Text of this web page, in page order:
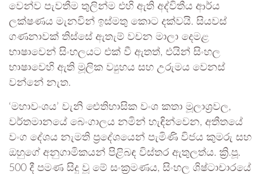
වෙන්ව පැවතීම තුලින්ම එහි ඇති අද්විතීය ආර්ය
ලක්ෂණය මැනවින් ඉස්මතු කොට දක්වයි. සියවස්
ගණනාවක් තිස්සේ ඇතැම් වචන මාලා දෙමළ
භාෂාවෙන් සිංහලයට එක් වී ඇතත්, එයින් සිංහල
භාෂාවෙහි ඇති මූලික ව්‍යුහය සහ උරුමය වෙනස්
වන්නේ නැත.
‘මහාවංශය’ වැනි ඓතිහාසික වංශ කතා මූලාශ්‍රවල,
වර්තමානයේ බෙංගාලය නමින් හැඳින්වෙන, අතීතයේ
වංග දේශය නැමති ප්‍රදේශයෙන් පැමිණි විජය කුමරු සහ
ඔහුගේ අනුගාමිකයන් පිළිබඳ විස්තර ඇතුලත්ය. ක්‍රි.පූ.
500 දී පමණ සිදු වූ මේ සංක්‍රමණය, සිංහල ශිෂ්ටාචාරයේ